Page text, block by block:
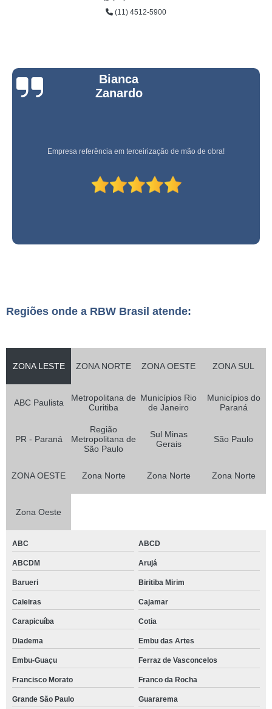
(11) 4512-5900
Bianca
Zanardo
Empresa referência em terceirização de mão de obra!
Regiões onde a RBW Brasil atende:
ZONA LESTE ZONA NORTE ZONA OESTE ZONA SUL
ABC Paulista
Metropolitana de
Curitiba
Municípios Rio
de Janeiro
Municípios do
Paraná
PR - Paraná
Região
Metropolitana de
São Paulo
Sul Minas
Gerais
São Paulo
ZONA OESTE Zona Norte Zona Norte Zona Norte
Zona Oeste
ABC ABCD
ABCDM Arujá
Barueri Biritiba Mirim
Caieiras Cajamar
Carapicuíba Cotia
Diadema Embu das Artes
Embu-Guaçu Ferraz de Vasconcelos
Francisco Morato Franco da Rocha
Grande São Paulo Guararema